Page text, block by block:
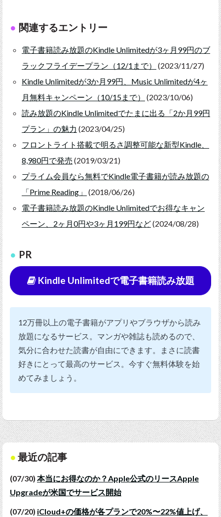
関連するエントリー
電子書籍読み放題のKindle Unlimitedが3ヶ月99円のブ
ラックフライデープラン（12/1まで）
(2023/11/27)
Kindle Unlimitedが3か月99円、Music Unlimitedが4ヶ
月無料キャンペーン（10/15まで）
(2023/10/06)
読み放題のKindle Unlimitedでたまに出る「2か月99円
プラン」の魅力 (2023/04/25)
フロントライト搭載で明るさ調整可能な新型Kindle、
8,980円で発売 (2019/03/21)
プライム会員なら無料でKindle電子書籍が読み放題の
「Prime Reading」
(2018/06/26)
電子書籍読み放題のKindle Unlimitedでお得なキャン
ペーン、2ヶ月0円や3ヶ月199円など(2024/08/28)
PR
Kindle Unlimitedで電子書籍読み放題
12万冊以上の電子書籍がアプリやブラウザから読み
放題になるサービス。マンガや雑誌も読めるので、
気分に合わせた読書が自由にできます。まさに読書
好きにとって最高のサービス。今すぐ無料体験を始
めてみましょう。
最近の記事
(07/30) 本当にお得なのか？Apple公式のリースApple
Upgradeが米国でサービス開始
(07/20) iCloud+の価格が各プランで20%〜22%値上げ、